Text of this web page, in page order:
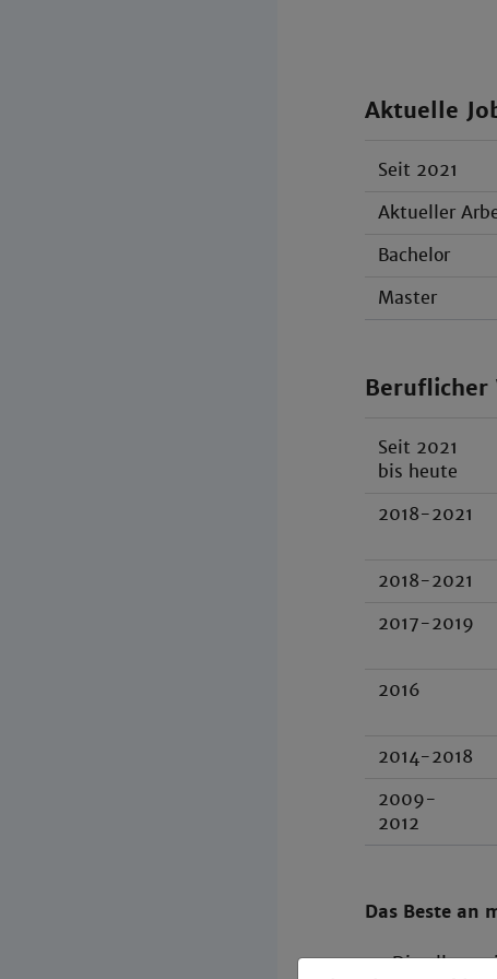
Aktuelle
Seit 2021
Aktueller
Bachelor
Master
Beruflicher
Seit 2021
bis heute
2018-2021
2018-2021
2017-2019
2016
2014-2018
2009-
2012
Das Beste an
Die